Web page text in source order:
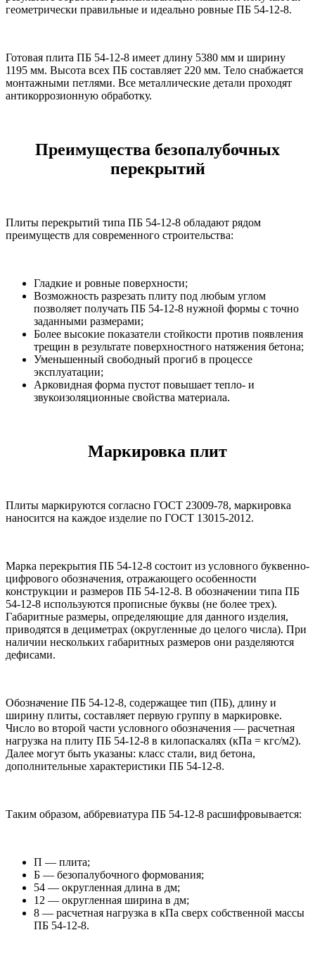
геометрически правильные и идеально ровные ПБ 54-12-8.
Готовая плита ПБ 54-12-8 имеет длину 5380 мм и ширину
1195 мм. Высота всех ПБ составляет 220 мм. Тело снабжается
монтажными петлями. Все металлические детали проходят
антикоррозионную обработку.
Преимущества безопалубочных
перекрытий
Плиты перекрытий типа ПБ 54-12-8 обладают рядом
преимуществ для современного строительства:
Гладкие и ровные поверхности;
Возможность разрезать плиту под любым углом
позволяет получать ПБ 54-12-8 нужной формы с точно
заданными размерами;
Более высокие показатели стойкости против появления
трещин в результате поверхностного натяжения бетона;
Уменьшенный свободный прогиб в процессе
эксплуатации;
Арковидная форма пустот повышает тепло- и
звукоизоляционные свойства материала.
Маркировка плит
Плиты маркируются согласно ГОСТ 23009-78, маркировка
наносится на каждое изделие по ГОСТ 13015-2012.
Марка перекрытия ПБ 54-12-8 состоит из условного буквенно-
цифрового обозначения, отражающего особенности
конструкции и размеров ПБ 54-12-8. В обозначении типа ПБ
54-12-8 используются прописные буквы (не более трех).
Габаритные размеры, определяющие для данного изделия,
приводятся в дециметрах (округленные до целого числа). При
наличии нескольких габаритных размеров они разделяются
дефисами.
Обозначение ПБ 54-12-8, содержащее тип (ПБ), длину и
ширину плиты, составляет первую группу в маркировке.
Число во второй части условного обозначения — расчетная
нагрузка на плиту ПБ 54-12-8 в килопаскалях (кПа = кгс/м2).
Далее могут быть указаны: класс стали, вид бетона,
дополнительные характеристики ПБ 54-12-8.
Таким образом, аббревиатура ПБ 54-12-8 расшифровывается:
П — плита;
Б — безопалубочного формования;
54 — округленная длина в дм;
12 — округленная ширина в дм;
8 — расчетная нагрузка в кПа сверх собственной массы
ПБ 54-12-8.